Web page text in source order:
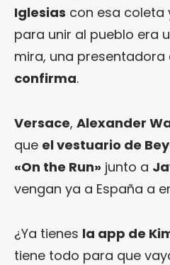
Iglesias con esa coleta
para unir al pueblo era
mira, una presentadora
confirma.
Versace, Alexander
que el vestuario de
«On the Run» junto a
vengan ya a España a
¿Ya tienes la app de
tiene todo para que